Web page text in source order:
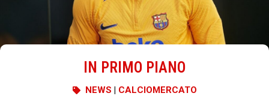
IN PRIMO PIANO
NEWS | CALCIOMERCATO